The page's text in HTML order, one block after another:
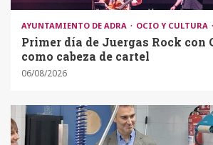
AYUNTAMIENTO DE ADRA OCIO Y CULTURA
Primer día de Juergas Rock con
como cabeza de cartel
06/08/2026